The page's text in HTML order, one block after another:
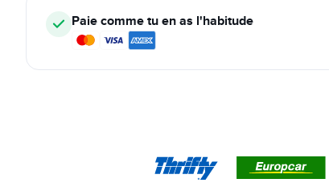
Paie comme tu en as l'habitude